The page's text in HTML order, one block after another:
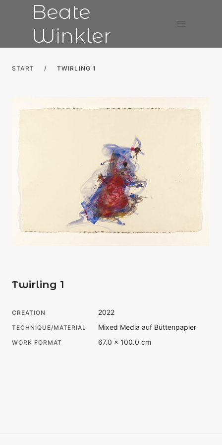
Beate
Winkler
START / TWIRLING 1
Twirling 1
CREATION 2022
TECHNIQUE/MATERIAL Mixed Media auf Büttenpapier
WORK FORMAT 67.0 × 100.0 cm